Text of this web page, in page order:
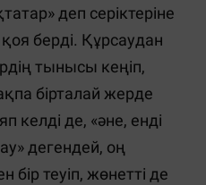
деп серіктеріне
берді. Құрсаудан
тынысы кеңіп,
бірталай жерде
келді де, «әне, енді
дегендей, оң
бір теуіп, жөнетті де